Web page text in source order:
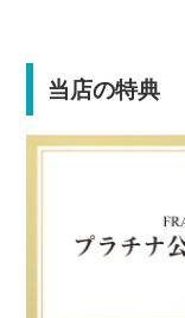
当店の特典